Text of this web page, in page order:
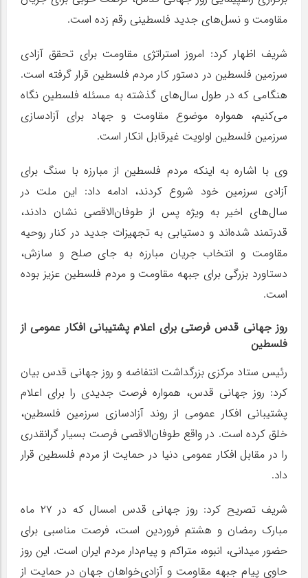
مقاومت و نسل‌های جدید فلسطینی رقم زده است.
شریف اظهار کرد: امروز استراتژی مقاومت برای تحقق آزادی
سرزمین فلسطین در دستور کار مردم فلسطین قرار گرفته است.
هنگامی که در طول سال‌های گذشته به مسئله فلسطین نگاه
می‌کنیم، همواره موضوع مقاومت و جهاد برای آزادسازی
سرزمین فلسطین اولویت غیرقابل انکار است.
وی با اشاره به اینکه مردم فلسطین از مبارزه با سنگ برای
آزادی سرزمین خود شروع کردند، ادامه داد: این ملت در
سال‌های اخیر به ویژه پس از طوفان‌الاقصی نشان دادند،
قدرتمند شده‌اند و دستیابی به تجهیزات جدید در کنار روحیه
مقاومت و انتخاب جریان مبارزه به جای صلح و سازش،
دستاورد بزرگی برای جبهه مقاومت و مردم فلسطین عزیز بوده
است.
روز جهانی قدس فرصتی برای اعلام پشتیبانی افکار عمومی از
فلسطین
رئیس ستاد مرکزی بزرگداشت انتفاضه و روز جهانی قدس بیان
کرد: روز جهانی قدس، همواره فرصت جدیدی را برای اعلام
پشتیبانی افکار عمومی از روند آزادسازی سرزمین فلسطین،
خلق کرده است. در واقع طوفان‌الاقصی فرصت بسیار گرانقدری
را در مقابل افکار عمومی دنیا در حمایت از مردم فلسطین قرار
داد.
شریف تصریح کرد: روز جهانی قدس امسال که در ۲۷ ماه
مبارک رمضان و هشتم فروردین است، فرصت مناسبی برای
حضور میدانی، انبوه، متراکم و پیام‌دار مردم ایران است. این روز
حاوی پیام جبهه مقاومت و آزادی‌خواهان جهان در حمایت از